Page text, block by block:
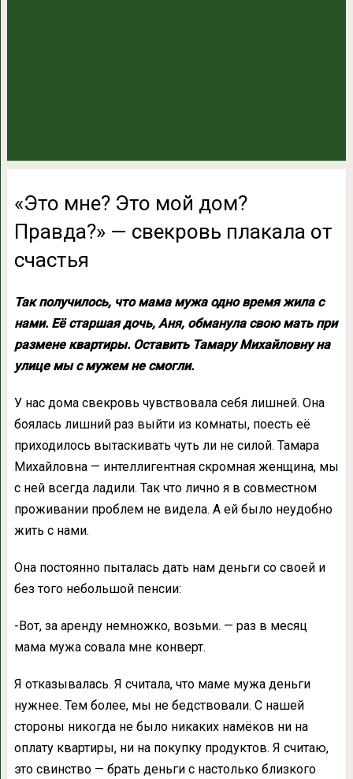
«Это мне? Это мой дом?
Правда?» — свекровь плакала от
счастья
Так получилось, что мама мужа одно время жила с
нами. Её старшая дочь, Аня, обманула свою мать при
размене квартиры. Оставить Тамару Михайловну на
улице мы с мужем не смогли.
У нас дома свекровь чувствовала себя лишней. Она
боялась лишний раз выйти из комнаты, поесть её
приходилось вытаскивать чуть ли не силой. Тамара
Михайловна — интеллигентная скромная женщина, мы
с ней всегда ладили. Так что лично я в совместном
проживании проблем не видела. А ей было неудобно
жить с нами.
Она постоянно пыталась дать нам деньги со своей и
без того небольшой пенсии:
-Вот, за аренду немножко, возьми. — раз в месяц
мама мужа совала мне конверт.
Я отказывалась. Я считала, что маме мужа деньги
нужнее. Тем более, мы не бедствовали. С нашей
стороны никогда не было никаких намёков ни на
оплату квартиры, ни на покупку продуктов. Я считаю,
это свинство — брать деньги с настолько близкого